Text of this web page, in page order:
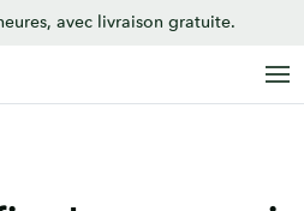
avec livraison gratuite.